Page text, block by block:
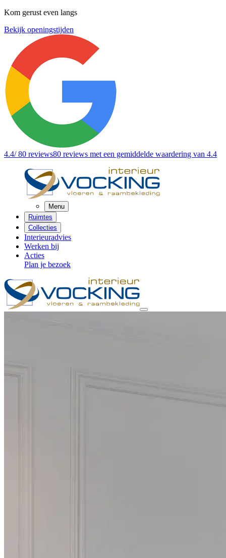
Kom gerust even langs
Bekijk openingstijden
4.4/ 80 reviews80 reviews met een gemiddelde waardering van 4.4
Menu
Ruimtes
Collecties
Interieuradvies
Werken bij
Acties
Plan je bezoek